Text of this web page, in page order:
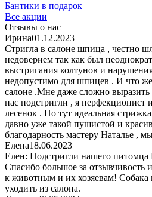
Бантики в подарок
Все акции
Отзывы о нас
Ирина01.12.2023
Стригла в салоне шпица , честно
недоверием так как был
выстригания колтунов и
недопустимо для шпицев . И что
салоне .Мне даже сложно выразить
нас подстригли , я перфекционист
лесенок . Но тут идеальная
давно уже такой пушистой и
благодарность мастеру Наталье ,
Елена18.06.2023
Елен: Подстригли нашего питомца
Спасибо большое за отзывчивость
к животным и их хозяевам! Собака
уходить из салона.